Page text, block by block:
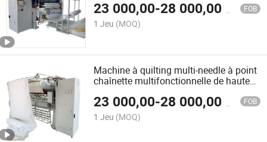
23 000,00-28 000,00 FOB
1 Jeu (MOQ)
Machine à quilting multi-needle à point
chaînette multifonctionnelle de haute
23 000,00-28 000,00 FOB
1 Jeu (MOQ)